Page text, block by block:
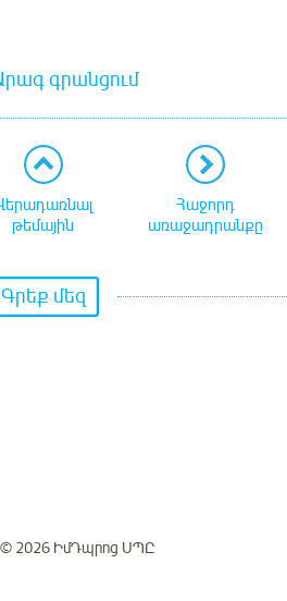
գրանցում
թեմային
Հաջորդ
առաջադրանքը
Գրեք մեզ
© 2026 ԻմԴպրոց ՍՊԸ